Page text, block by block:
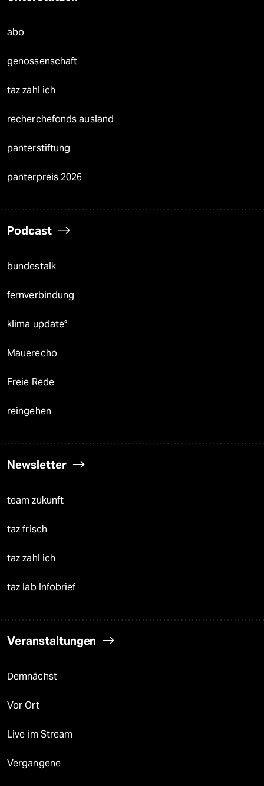
abo
genossenschaft
taz zahl ich
recherchefonds ausland
panterstiftung
panterpreis 2026
Podcast
bundestalk
fernverbindung
klima update°
Mauerecho
Freie Rede
reingehen
Newsletter
team zukunft
taz frisch
taz zahl ich
taz lab Infobrief
Veranstaltungen
Demnächst
Vor Ort
Live im Stream
Vergangene